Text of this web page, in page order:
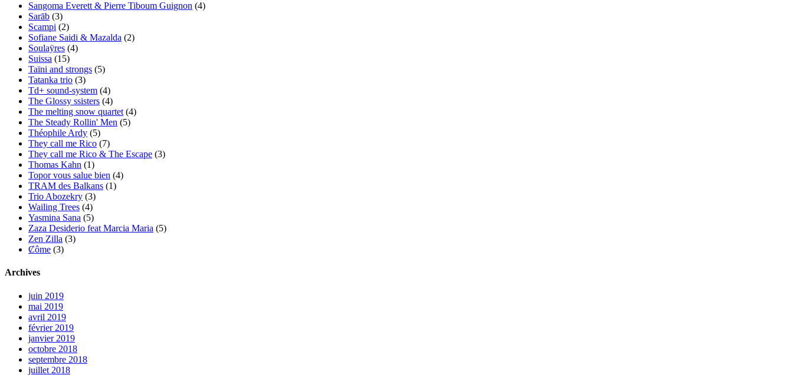
Sangoma Everett & Pierre Tiboum Guignon (4)
Sarāb (3)
Scampi (2)
Sofiane Saidi & Mazalda (2)
Soulaÿres (4)
Suissa (15)
Taïni and strongs (5)
Tatanka trio (3)
Td+ sound-system (4)
The Glossy ssisters (4)
The melting snow quartet (4)
The Steady Rollin' Men (5)
Théophile Ardy (5)
They call me Rico (7)
They call me Rico & The Escape (3)
Thomas Kahn (1)
Topor vous salue bien (4)
TRAM des Balkans (1)
Trio Abozekry (3)
Wailing Trees (4)
Yasmina Sana (5)
Zaza Desiderio feat Marcia Maria (5)
Zen Zilla (3)
Ȼôme (3)
Archives
juin 2019
mai 2019
avril 2019
février 2019
janvier 2019
octobre 2018
septembre 2018
juillet 2018